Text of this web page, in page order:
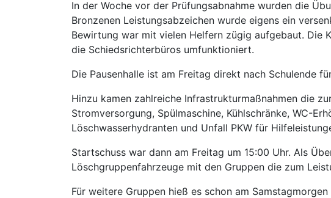
In der Woche vor der Prüfungsabnahme wurden die
Bronzenen Leistungsabzeichen wurde eigens ein
Bewirtung war mit vielen Helfern zügig aufgebaut. Die
die Schiedsrichterbüros umfunktioniert.
Die Pausenhalle ist am Freitag direkt nach Schulende
Hinzu kamen zahlreiche Infrastrukturmaßnahmen die
Stromversorgung, Spülmaschine, Kühlschränke, WC-
Löschwasserhydranten und Unfall PKW für
Startschuss war dann am Freitag um 15:00 Uhr. Als
Löschgruppenfahrzeuge mit den Gruppen die zum
Für weitere Gruppen hieß es schon am